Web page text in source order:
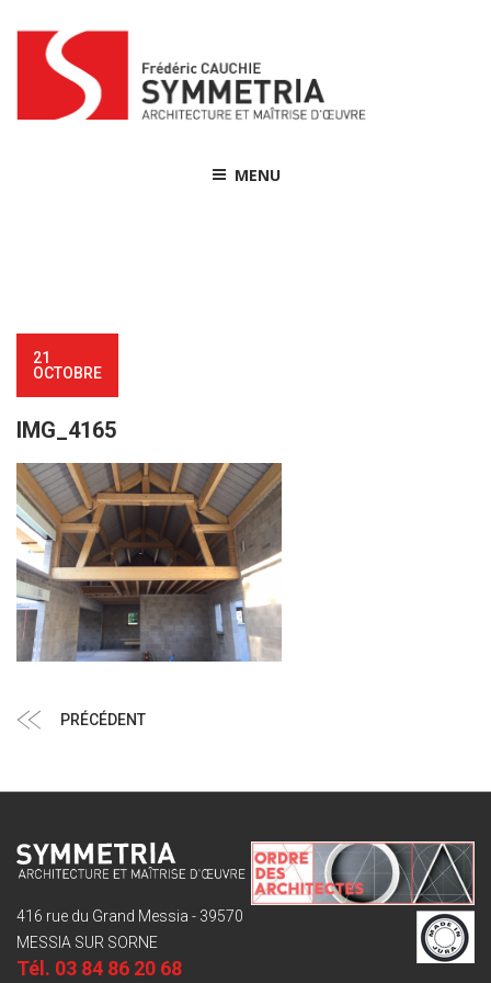
content
MENU
21
OCTOBRE
IMG_4165
de
Article
PRÉCÉDENT
416 rue du Grand Messia - 39570
MESSIA SUR SORNE
Tél. 03 84 86 20 68